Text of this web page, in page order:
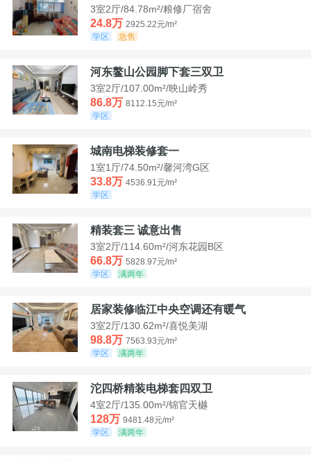
3室2厅/84.78m²/粮修厂宿舍
24.8万 2925.22元/m²
学区
急售
河东鳌山公园脚下套三双卫
3室2厅/107.00m²/映山岭秀
86.8万 8112.15元/m²
学区
城南电梯装修套一
1室1厅/74.50m²/馨河湾G区
33.8万 4536.91元/m²
学区
精装套三 诚意出售
3室2厅/114.60m²/河东花园B区
66.8万 5828.97元/m²
学区
满两年
居家装修临江中央空调还有暖气
3室2厅/130.62m²/喜悦美湖
98.8万 7563.93元/m²
学区
满两年
沱四桥精装电梯套四双卫
4室2厅/135.00m²/锦官天樾
128万 9481.48元/m²
学区
满两年